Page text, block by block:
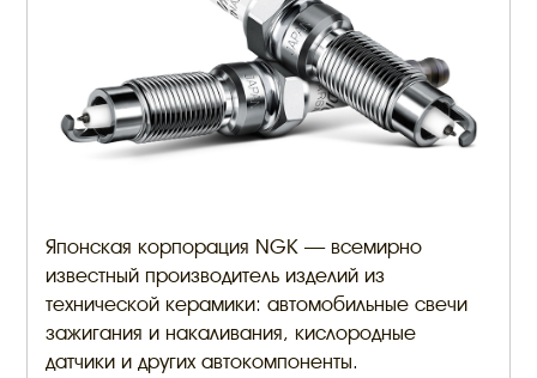
Японская корпорация NGK — всемирно
известный производитель изделий из
технической керамики: автомобильные свечи
зажигания и накаливания, кислородные
датчики и других автокомпоненты.